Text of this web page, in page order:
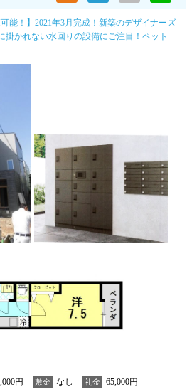
能！】2021年3月完成！新築のデザイナーズ
掛かれない水回りの設備にご注目！ペット
円 敷金 なし 礼金 65,000円